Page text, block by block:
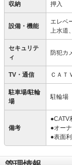
収納 押入
設備・機能
エレベ
上水道
セキュリテ
ィ
防犯カ
TV・通信 ＣＡＴ
駐車場/駐輪
場
駐輪場
備考
●CATV
●オー
●表面